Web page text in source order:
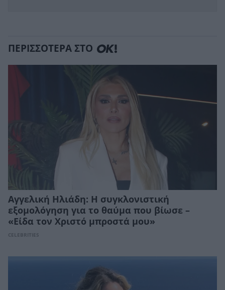
ΠΕΡΙΣΣΟΤΕΡΑ ΣΤΟ
Αγγελική Ηλιάδη: Η συγκλονιστική
εξομολόγηση για το θαύμα που βίωσε –
«Είδα τον Χριστό μπροστά μου»
CELEBRITIES